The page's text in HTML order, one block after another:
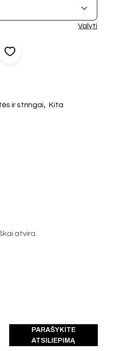
Valyti
ir stringai, Kita
atvira.
PARAŠYKITE
ATSILIEPIMĄ